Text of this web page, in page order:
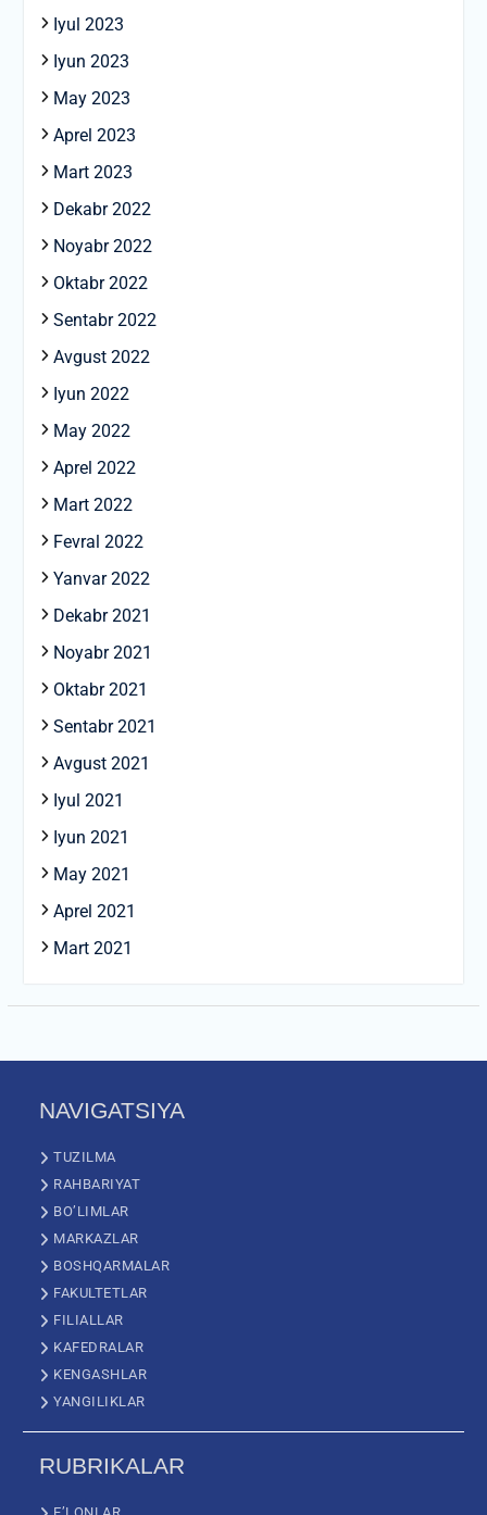
Iyul 2023
Iyun 2023
May 2023
Aprel 2023
Mart 2023
Dekabr 2022
Noyabr 2022
Oktabr 2022
Sentabr 2022
Avgust 2022
Iyun 2022
May 2022
Aprel 2022
Mart 2022
Fevral 2022
Yanvar 2022
Dekabr 2021
Noyabr 2021
Oktabr 2021
Sentabr 2021
Avgust 2021
Iyul 2021
Iyun 2021
May 2021
Aprel 2021
Mart 2021
NAVIGATSIYA
TUZILMA
RAHBARIYAT
BO’LIMLAR
MARKAZLAR
BOSHQARMALAR
FAKULTETLAR
FILIALLAR
KAFEDRALAR
KENGASHLAR
YANGILIKLAR
RUBRIKALAR